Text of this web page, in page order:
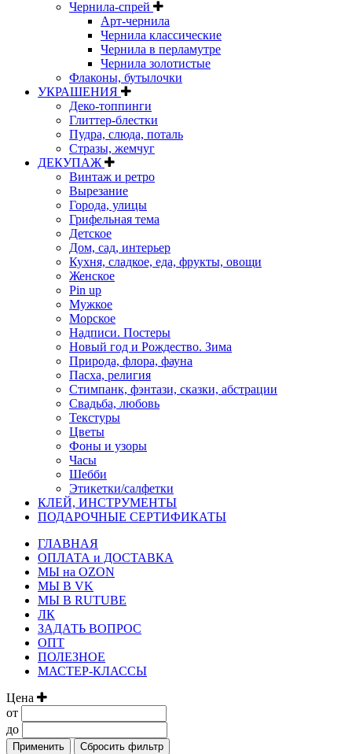
Чернила-спрей
Арт-чернила
Чернила классические
Чернила в перламутре
Чернила золотистые
Флаконы, бутылочки
УКРАШЕНИЯ
Деко-топпинги
Глиттер-блестки
Пудра, слюда, поталь
Стразы, жемчуг
ДЕКУПАЖ
Винтаж и ретро
Вырезание
Города, улицы
Грифельная тема
Детское
Дом, сад, интерьер
Кухня, сладкое, еда, фрукты, овощи
Женское
Pin up
Мужкое
Морское
Надписи. Постеры
Новый год и Рождество. Зима
Природа, флора, фауна
Пасха, религия
Стимпанк, фэнтази, сказки, абстрации
Свадьба, любовь
Текстуры
Цветы
Фоны и узоры
Часы
Шебби
Этикетки/салфетки
КЛЕЙ, ИНСТРУМЕНТЫ
ПОДАРОЧНЫЕ СЕРТИФИКАТЫ
ГЛАВНАЯ
ОПЛАТА и ДОСТАВКА
МЫ на OZON
МЫ В VK
МЫ В RUTUBE
ЛК
ЗАДАТЬ ВОПРОС
ОПТ
ПОЛЕЗНОЕ
МАСТЕР-КЛАССЫ
Цена
от
до
Применить Сбросить фильтр